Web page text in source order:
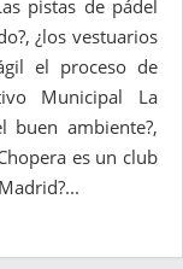
pistas de pádel
¿los vestuarios
el proceso de
Municipal La
buen ambiente?,
es un club